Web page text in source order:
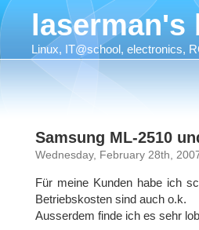
laserman's
Linux, IT@school, electronics,
Samsung ML-2510
Wednesday, February 28th,
Für meine Kunden habe ich
Betriebskosten sind auch o.k.
Ausserdem finde ich es sehr